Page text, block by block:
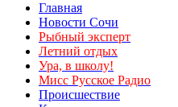
Главная
Новости Сочи
Рыбный эксперт
Летний отдых
Ура, в школу!
Мисс Русское Радио
Происшествие